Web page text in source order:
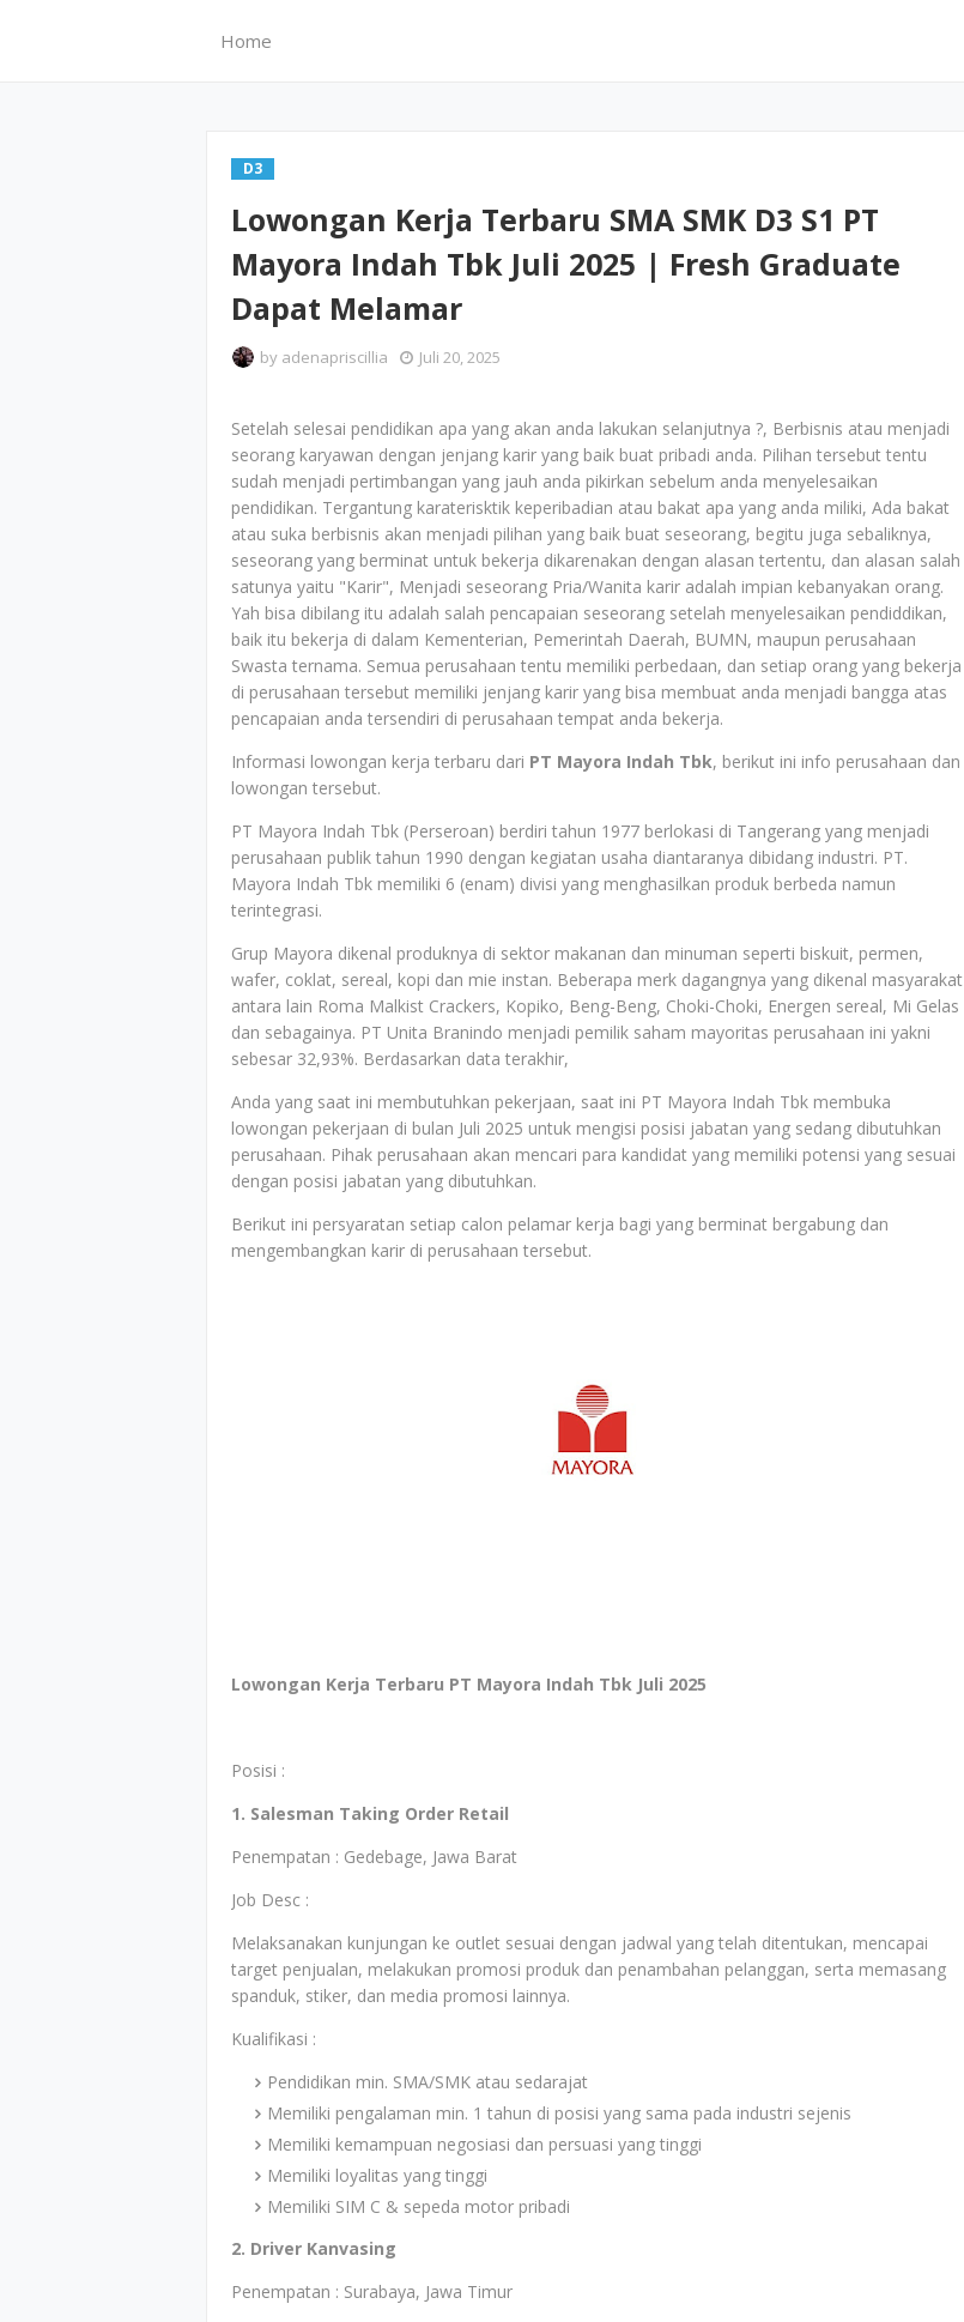
Home
D3
Lowongan Kerja Terbaru SMA SMK D3 S1 PT
Mayora Indah Tbk Juli 2025 | Fresh Graduate
Dapat Melamar
by adenapriscillia Juli 20, 2025
Setelah selesai pendidikan apa yang akan anda lakukan selanjutnya ?, Berbisnis atau menjadi
seorang karyawan dengan jenjang karir yang baik buat pribadi anda. Pilihan tersebut tentu
sudah menjadi pertimbangan yang jauh anda pikirkan sebelum anda menyelesaikan
pendidikan. Tergantung karaterisktik keperibadian atau bakat apa yang anda miliki, Ada bakat
atau suka berbisnis akan menjadi pilihan yang baik buat seseorang, begitu juga sebaliknya,
seseorang yang berminat untuk bekerja dikarenakan dengan alasan tertentu, dan alasan salah
satunya yaitu "Karir", Menjadi seseorang Pria/Wanita karir adalah impian kebanyakan orang.
Yah bisa dibilang itu adalah salah pencapaian seseorang setelah menyelesaikan pendiddikan,
baik itu bekerja di dalam Kementerian, Pemerintah Daerah, BUMN, maupun perusahaan
Swasta ternama. Semua perusahaan tentu memiliki perbedaan, dan setiap orang yang bekerja
di perusahaan tersebut memiliki jenjang karir yang bisa membuat anda menjadi bangga atas
pencapaian anda tersendiri di perusahaan tempat anda bekerja.
Informasi lowongan kerja terbaru dari PT Mayora Indah Tbk, berikut ini info perusahaan dan
lowongan tersebut.
PT Mayora Indah Tbk (Perseroan) berdiri tahun 1977 berlokasi di Tangerang yang menjadi
perusahaan publik tahun 1990 dengan kegiatan usaha diantaranya dibidang industri. PT.
Mayora Indah Tbk memiliki 6 (enam) divisi yang menghasilkan produk berbeda namun
terintegrasi.
Grup Mayora dikenal produknya di sektor makanan dan minuman seperti biskuit, permen,
wafer, coklat, sereal, kopi dan mie instan. Beberapa merk dagangnya yang dikenal masyarakat
antara lain Roma Malkist Crackers, Kopiko, Beng-Beng, Choki-Choki, Energen sereal, Mi Gelas
dan sebagainya. PT Unita Branindo menjadi pemilik saham mayoritas perusahaan ini yakni
sebesar 32,93%. Berdasarkan data terakhir,
Anda yang saat ini membutuhkan pekerjaan, saat ini PT Mayora Indah Tbk membuka
lowongan pekerjaan di bulan Juli 2025 untuk mengisi posisi jabatan yang sedang dibutuhkan
perusahaan. Pihak perusahaan akan mencari para kandidat yang memiliki potensi yang sesuai
dengan posisi jabatan yang dibutuhkan.
Berikut ini persyaratan setiap calon pelamar kerja bagi yang berminat bergabung dan
mengembangkan karir di perusahaan tersebut.
Lowongan Kerja Terbaru PT Mayora Indah Tbk Juli 2025
Posisi :
1. Salesman Taking Order Retail
Penempatan : Gedebage, Jawa Barat
Job Desc :
Melaksanakan kunjungan ke outlet sesuai dengan jadwal yang telah ditentukan, mencapai
target penjualan, melakukan promosi produk dan penambahan pelanggan, serta memasang
spanduk, stiker, dan media promosi lainnya.
Kualifikasi :
Pendidikan min. SMA/SMK atau sedarajat
Memiliki pengalaman min. 1 tahun di posisi yang sama pada industri sejenis
Memiliki kemampuan negosiasi dan persuasi yang tinggi
Memiliki loyalitas yang tinggi
Memiliki SIM C & sepeda motor pribadi
2. Driver Kanvasing
Penempatan : Surabaya, Jawa Timur